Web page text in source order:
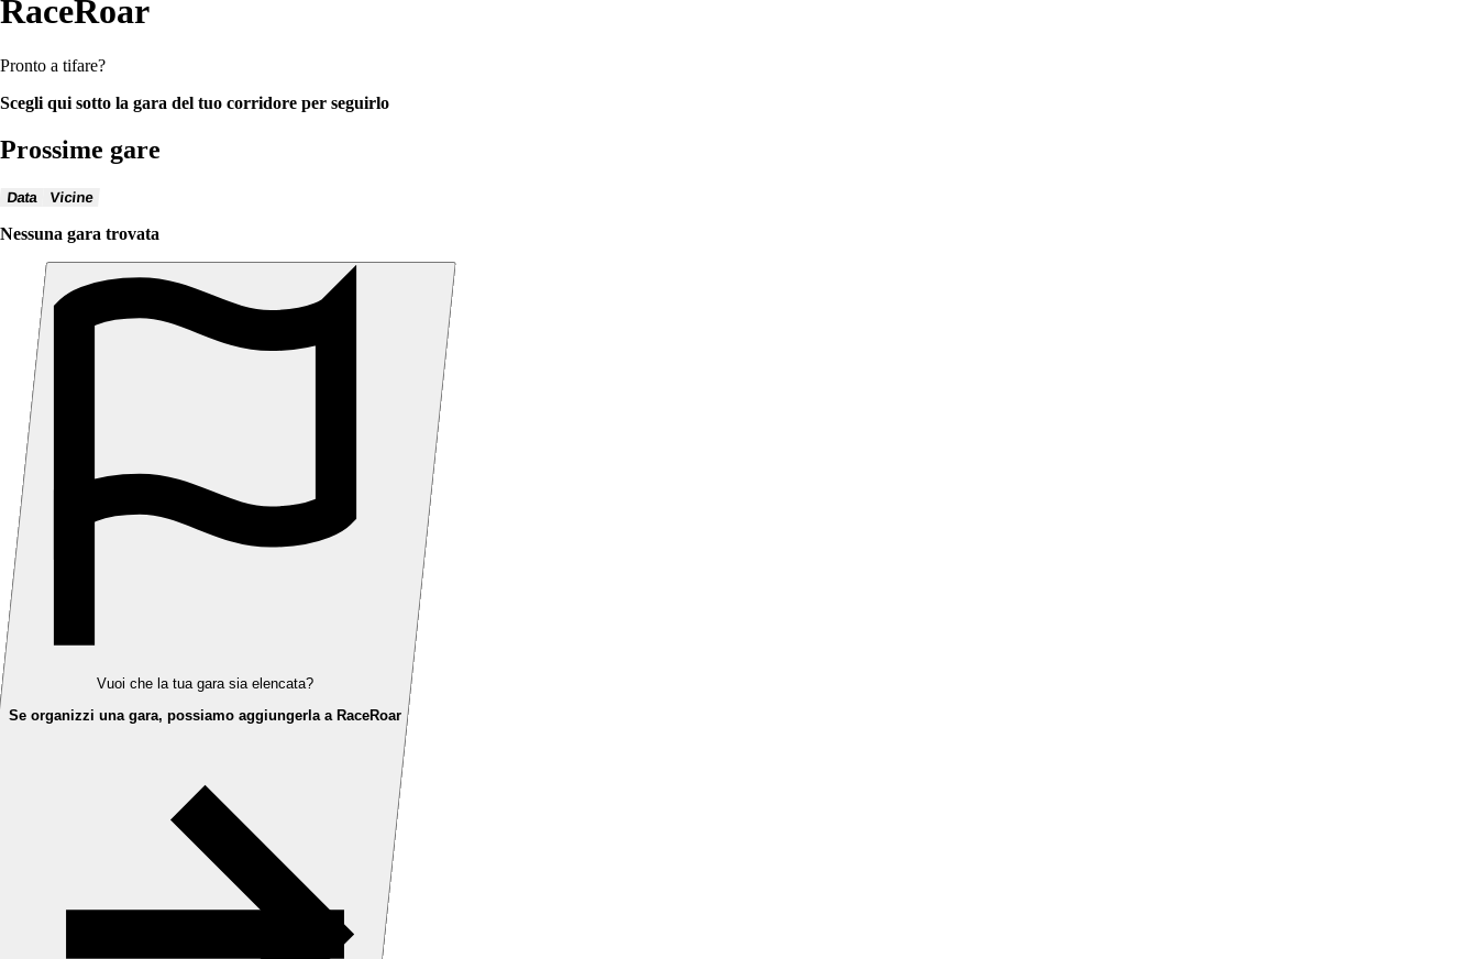
RaceRoar
Pronto a tifare?
Scegli qui sotto la gara del tuo corridore per seguirlo
Prossime gare
Data Vicine
Nessuna gara trovata
Vuoi che la tua gara sia elencata?
Se organizzi una gara, possiamo aggiungerla a RaceRoar